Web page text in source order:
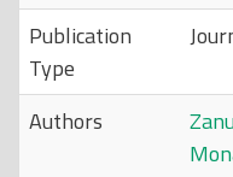
Publication
Type
Authors